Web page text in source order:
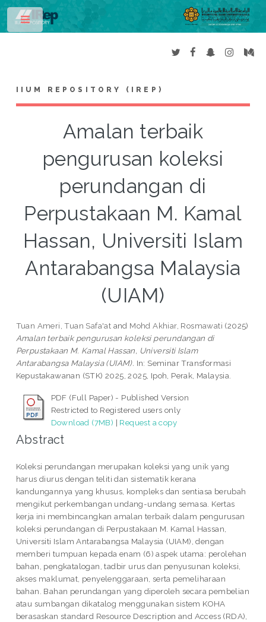
IIUM REPOSITORY (IREP)
Amalan terbaik
pengurusan koleksi
perundangan di
Perpustakaan M. Kamal
Hassan, Universiti Islam
Antarabangsa Malaysia
(UIAM)
Tuan Ameri, Tuan Safa'at and Mohd Akhiar, Rosmawati (2025)
Amalan terbaik pengurusan koleksi perundangan di
Perpustakaan M. Kamal Hassan, Universiti Islam
Antarabangsa Malaysia (UIAM). In: Seminar Transformasi
Kepustakawanan (STK) 2025, 2025, Ipoh, Perak, Malaysia.
PDF (Full Paper) - Published Version
Restricted to Registered users only
Download (7MB) | Request a copy
Abstract
Koleksi perundangan merupakan koleksi yang unik yang
harus diurus dengan teliti dan sistematik kerana
kandungannya yang khusus, kompleks dan sentiasa berubah
mengikut perkembangan undang-undang semasa. Kertas
kerja ini membincangkan amalan terbaik dalam pengurusan
koleksi perundangan di Perpustakaan M. Kamal Hassan,
Universiti Islam Antarabangsa Malaysia (UIAM), dengan
memberi tumpuan kepada enam (6) aspek utama: perolehan
bahan, pengkatalogan, tadbir urus dan penyusunan koleksi,
akses maklumat, penyelenggaraan, serta pemeliharaan
bahan. Bahan perundangan yang diperoleh secara pembelian
atau sumbangan dikatalog menggunakan sistem KOHA
berasaskan standard Resource Description and Access (RDA),
Toggle